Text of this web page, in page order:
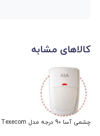
کالاهای مشابه
چشمی آسا 90 درجه مدل Texecom